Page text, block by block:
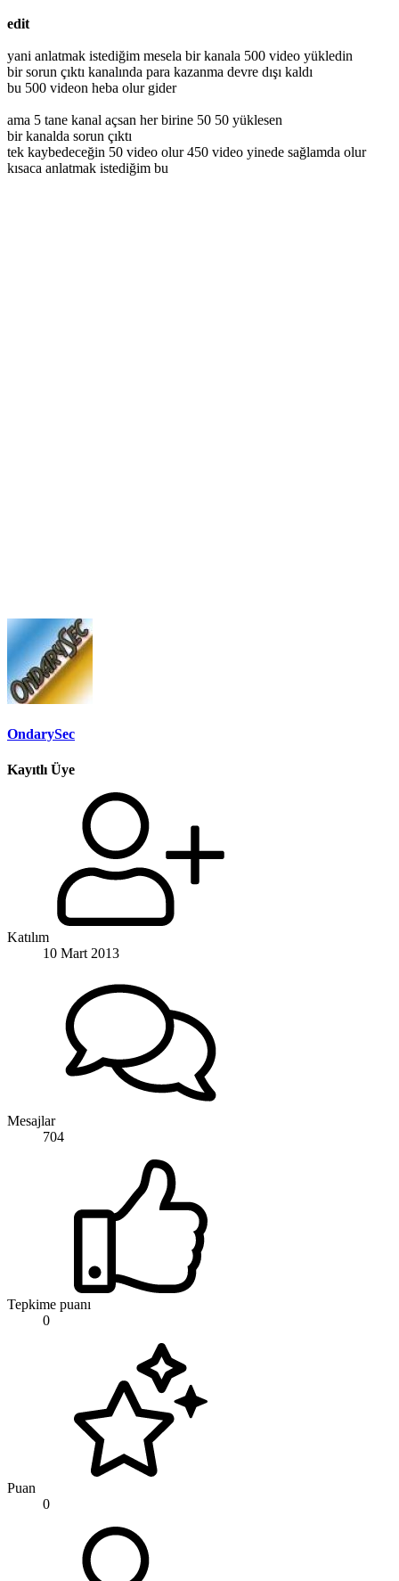
edit
yani anlatmak istediğim mesela bir kanala 500 video yükledin
bir sorun çıktı kanalında para kazanma devre dışı kaldı
bu 500 videon heba olur gider
ama 5 tane kanal açsan her birine 50 50 yüklesen
bir kanalda sorun çıktı
tek kaybedeceğin 50 video olur 450 video yinede sağlamda olur
kısaca anlatmak istediğim bu
OndarySec
Kayıtlı Üye
Katılım
10 Mart 2013
Mesajlar
704
Tepkime puanı
0
Puan
0